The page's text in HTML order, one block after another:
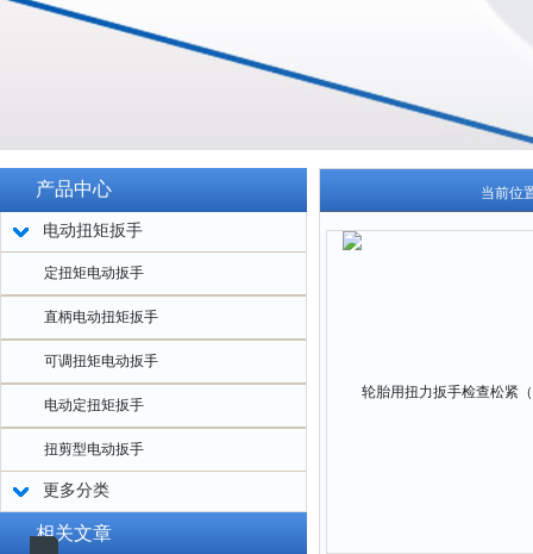
产品中心
电动扭矩扳手
定扭矩电动扳手
直柄电动扭矩扳手
可调扭矩电动扳手
电动定扭矩扳手
扭剪型电动扳手
更多分类
相关文章
当前位